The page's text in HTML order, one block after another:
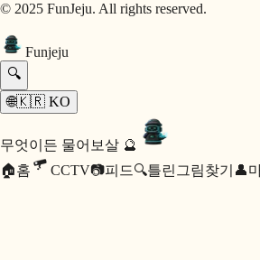
© 2025 FunJeju. All rights reserved.
Funjeju
🔍
🌐🇰🇷 KO
무엇이든 물어보살 🔮
🏠홈 CCTV📷피드🔍틀린그림찾기 👤